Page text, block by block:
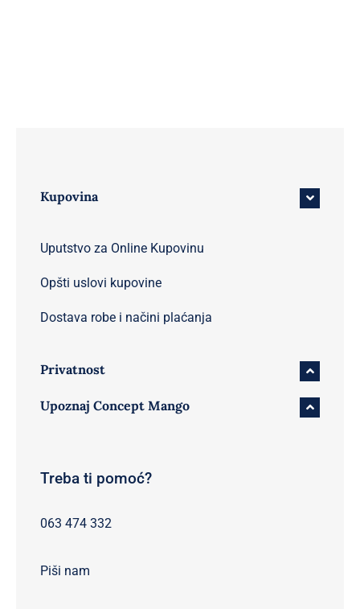
Kupovina
Uputstvo za Online Kupovinu
Opšti uslovi kupovine
Dostava robe i načini plaćanja
Privatnost
Upoznaj Concept Mango
Treba ti pomoć?
063 474 332
Piši nam